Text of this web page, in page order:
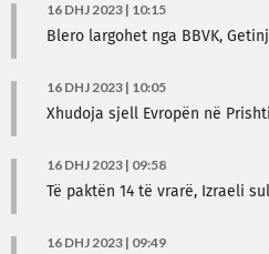
16 DHJ 2023 | 10:15
Blero largohet nga BBVK,
16 DHJ 2023 | 10:05
Xhudoja sjell Evropën në
16 DHJ 2023 | 09:58
Të paktën 14 të vrarë, Izraeli
16 DHJ 2023 | 09:49